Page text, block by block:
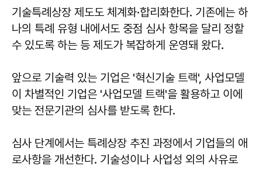
기술특례상장 제도도 체계화·합리화한다. 기존에는 하
나의 특례 유형 내에서도 중점 심사 항목을 달리 정할
수 있도록 하는 등 제도가 복잡하게 운영돼 왔다.
앞으로 기술력 있는 기업은 '혁신기술 트랙', 사업모델
이 차별적인 기업은 '사업모델 트랙'을 활용하고 이에
맞는 전문기관의 심사를 받도록 한다.
심사 단계에서는 특례상장 추진 과정에서 기업들의 애
로사항을 개선한다. 기술성이나 사업성 외의 사유로